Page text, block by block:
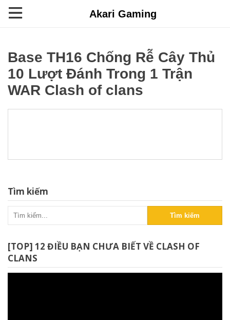
Akari Gaming
Base TH16 Chống Rễ Cây Thủ
10 Lượt Đánh Trong 1 Trận
WAR Clash of clans
Tìm kiếm
Tìm kiếm
[TOP] 12 ĐIỀU BẠN CHƯA BIẾT VỀ CLASH OF
CLANS